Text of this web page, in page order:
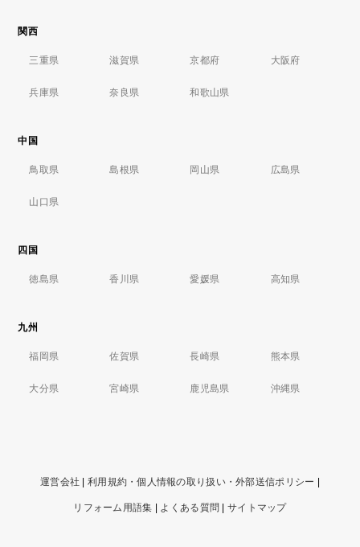
関西
三重県 滋賀県 京都府 大阪府
兵庫県 奈良県 和歌山県
中国
鳥取県 島根県 岡山県 広島県
山口県
四国
徳島県 香川県 愛媛県 高知県
九州
福岡県 佐賀県 長崎県 熊本県
大分県 宮崎県 鹿児島県 沖縄県
運営会社 利用規約・個人情報の取り扱い・外部送信ポリシー
リフォーム用語集 よくある質問 サイトマップ